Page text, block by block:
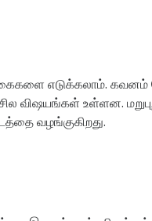
எடுக்கலாம்.
விஷயங்கள் உள்ளன.
வழங்குகிறது.